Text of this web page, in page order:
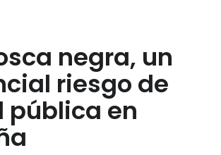
negra, un
riesgo de
pública en